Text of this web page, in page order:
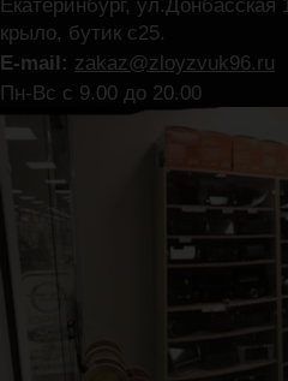
крыло, бутик с25.
E-mail: zakaz@zloyzvuk96.ru
Пн-Вс с 9.00 до 20.00